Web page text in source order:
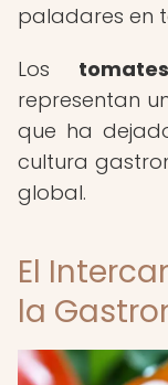
paladares en
Los
representan
que ha
cultura
global.
El
la